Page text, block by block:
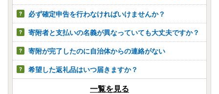
必ず確定申告を行わなければいけませんか？
寄附者と支払いの名義が異なっていても大丈夫ですか？
寄附が完了したのに自治体からの連絡がない
希望した返礼品はいつ届きますか？
一覧を見る